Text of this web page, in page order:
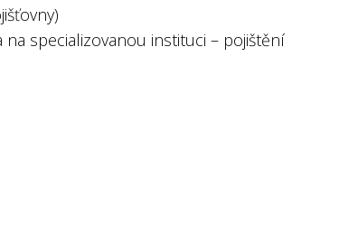
specializovanou instituci – pojištění